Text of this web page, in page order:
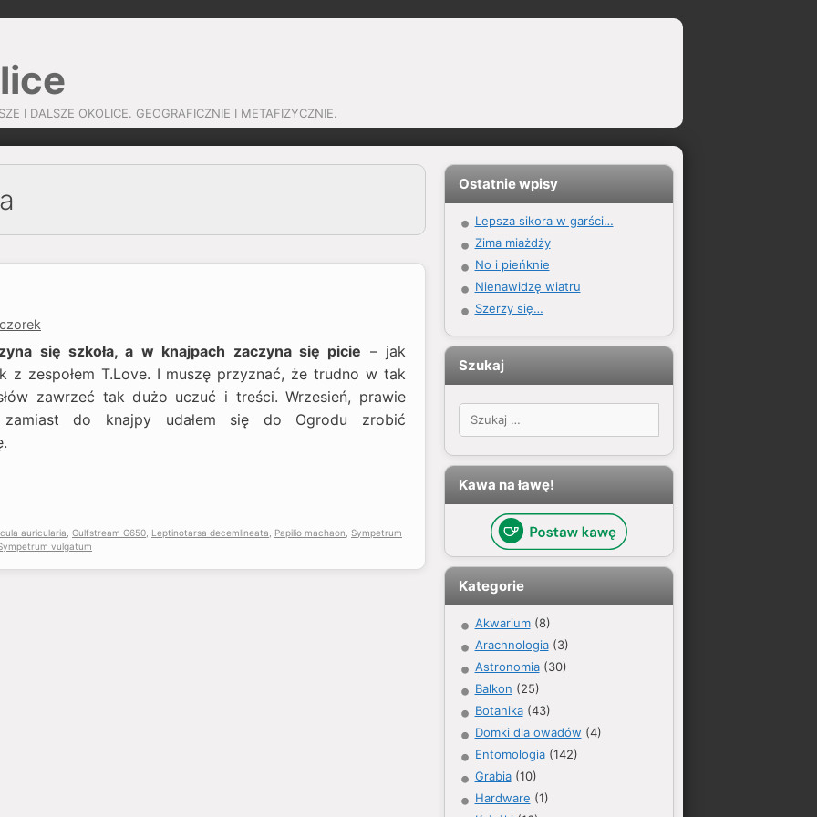
I DALSZE OKOLICE. GEOGRAFICZNIE I METAFIZYCZNIE.
się szkoła, a w knajpach zaczyna się picie – jak
z zespołem T.Love. I muszę przyznać, że trudno w tak
zawrzeć tak dużo uczuć i treści. Wrzesień, prawie
do knajpy udałem się do Ogrodu zrobić
auricularia Gulfstream G650 Leptinotarsa decemlineata Papilio machaon Sympetrum
vulgatum
Ostatnie wpisy
Lepsza sikora w garści…
Zima miażdży
No i pieńknie
Nienawidzę wiatru
Szerzy się…
Szukaj
Szukaj:
Kawa na ławę!
Kategorie
Akwarium(8)
Arachnologia(3)
Astronomia(30)
Balkon (25)
Botanika(43)
Domki dla owadów (4)
Entomologia(142)
Grabia(10)
Hardware (1)